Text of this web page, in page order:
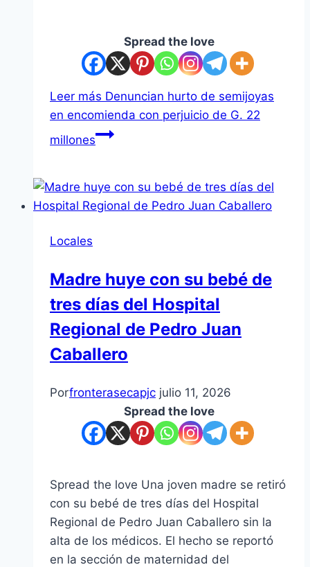
Spread the love
Leer más Denuncian hurto de semijoyas
en encomienda con perjuicio de G. 22
millones
Locales
Madre huye con su bebé de
tres días del Hospital
Regional de Pedro Juan
Caballero
Porfronterasecapjc julio 11, 2026
Spread the love
Spread the love Una joven madre se retiró
con su bebé de tres días del Hospital
Regional de Pedro Juan Caballero sin la
alta de los médicos. El hecho se reportó
en la sección de maternidad del